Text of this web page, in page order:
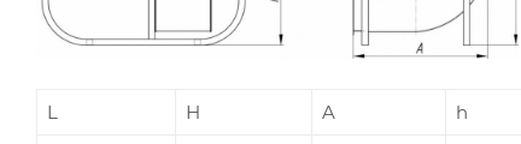
L Н A h